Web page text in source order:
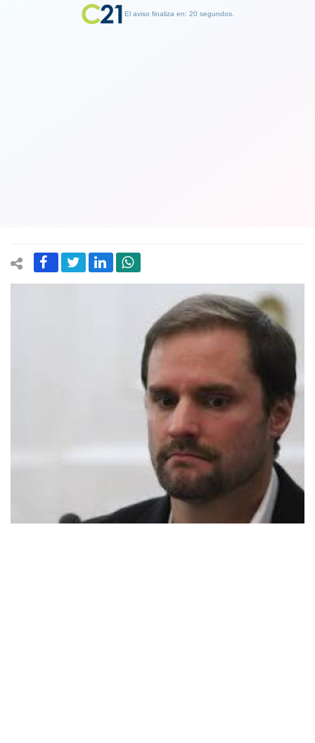
El aviso finaliza en: 19 segundos.